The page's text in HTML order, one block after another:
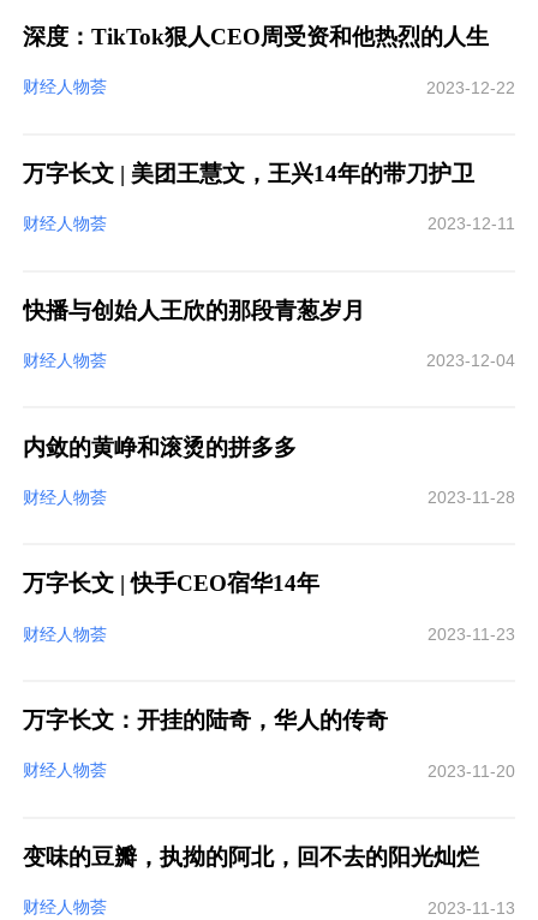
深度：TikTok狠人CEO周受资和他热烈的人生
财经人物荟 2023-12-22
万字长文 | 美团王慧文，王兴14年的带刀护卫
财经人物荟 2023-12-11
快播与创始人王欣的那段青葱岁月
财经人物荟 2023-12-04
内敛的黄峥和滚烫的拼多多
财经人物荟 2023-11-28
万字长文 | 快手CEO宿华14年
财经人物荟 2023-11-23
万字长文：开挂的陆奇，华人的传奇
财经人物荟 2023-11-20
变味的豆瓣，执拗的阿北，回不去的阳光灿烂
财经人物荟 2023-11-13